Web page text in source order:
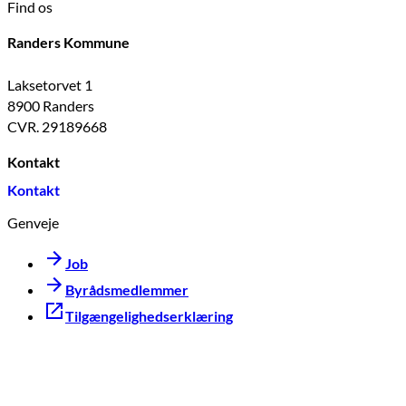
Find os
Randers Kommune
Laksetorvet 1
8900 Randers
CVR. 29189668
Kontakt
Kontakt
Genveje
Job
Byrådsmedlemmer
Tilgængelighedserklæring